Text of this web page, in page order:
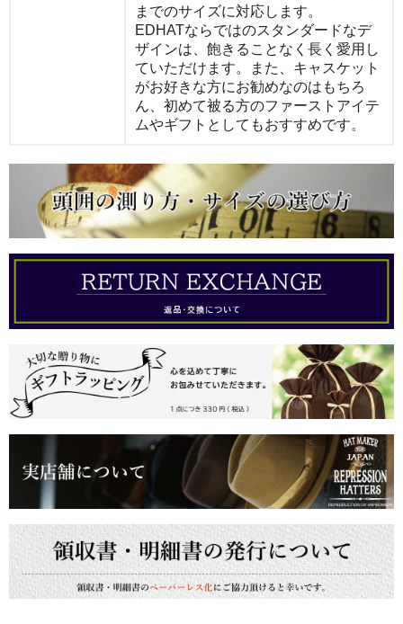
までのサイズに対応します。
EDHATならではのスタンダードなデ
ザインは、飽きることなく長く愛用し
ていただけます。また、キャスケット
がお好きな方にお勧めなのはもちろ
ん、初めて被る方のファーストアイテ
ムやギフトとしてもおすすめです。